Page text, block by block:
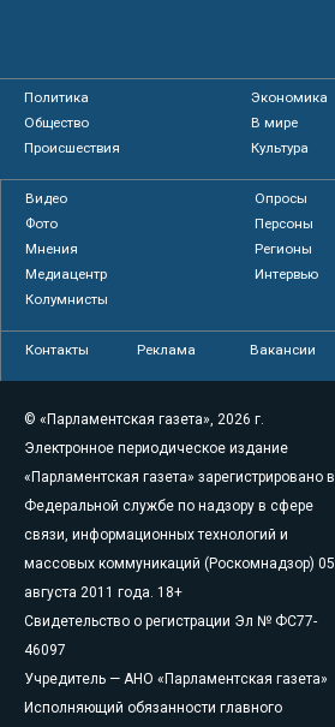
Политика
Экономика
Общество
В мире
Происшествия
Культура
Видео
Опросы
Фото
Персоны
Мнения
Регионы
Медиацентр
Интервью
Колумнисты
Контакты Реклама Вакансии
© «Парламентская газета», 2026 г.
Электронное периодическое издание
«Парламентская газета» зарегистрировано в
Федеральной службе по надзору в сфере
связи, информационных технологий и
массовых коммуникаций (Роскомнадзор) 05
августа 2011 года. 18+
Свидетельство о регистрации Эл № ФС77-
46097
Учредитель — АНО «Парламентская газета»
Исполняющий обязанности главного